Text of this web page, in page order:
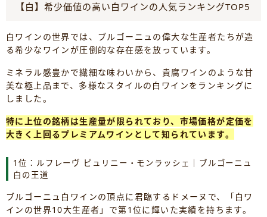
【白】希少価値の高い白ワインの人気ランキングTOP5
白ワインの世界では、ブルゴーニュの偉大な生産者たちが造
る希少なワインが圧倒的な存在感を放っています。
ミネラル感豊かで繊細な味わいから、貴腐ワインのような甘
美な極上品まで、多様なスタイルの白ワインをランキングに
しました。
特に上位の銘柄は生産量が限られており、市場価格が定価を
大きく上回るプレミアムワインとして知られています。
1位：ルフレーヴ ピュリニー・モンラッシェ｜ブルゴーニュ
白の王道
ブルゴーニュ白ワインの頂点に君臨するドメーヌで、「白ワ
インの世界10大生産者」で第1位に輝いた実績を持ちます。